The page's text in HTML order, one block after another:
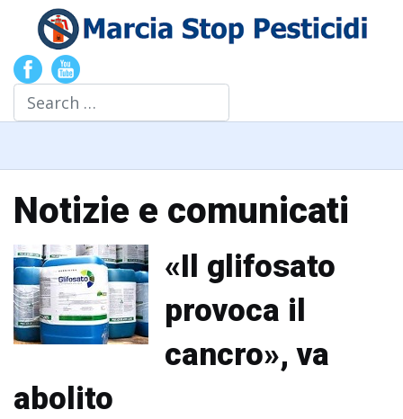
Search
Notizie e comunicati
«Il glifosato
provoca il
cancro», va
abolito